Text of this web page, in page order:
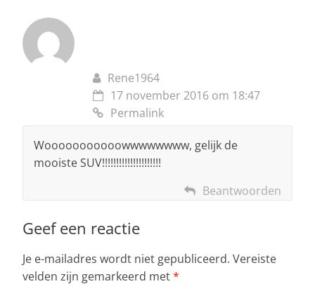
Rene1964
17 november 2016 om 18:47
Permalink
Wooooooooooowwwwwwww, gelijk de
mooiste SUV!!!!!!!!!!!!!!!!!!!!!
Beantwoorden
Geef een reactie
Je e-mailadres wordt niet gepubliceerd. Vereiste
velden zijn gemarkeerd met*